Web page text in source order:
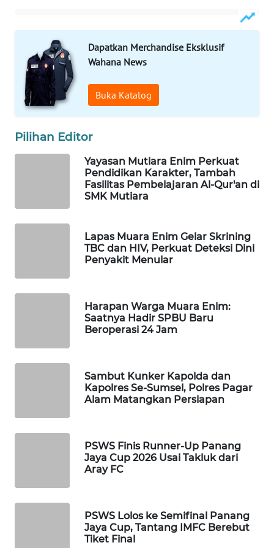
Dapatkan Merchandise Eksklusif
Wahana News
Buka Katalog
Pilihan Editor
Yayasan Mutiara Enim Perkuat
Pendidikan Karakter, Tambah
Fasilitas Pembelajaran Al-Qur'an di
SMK Mutiara
Lapas Muara Enim Gelar Skrining
TBC dan HIV, Perkuat Deteksi Dini
Penyakit Menular
Harapan Warga Muara Enim:
Saatnya Hadir SPBU Baru
Beroperasi 24 Jam
Sambut Kunker Kapolda dan
Kapolres Se-Sumsel, Polres Pagar
Alam Matangkan Persiapan
PSWS Finis Runner-Up Panang
Jaya Cup 2026 Usai Takluk dari
Aray FC
PSWS Lolos ke Semifinal Panang
Jaya Cup, Tantang IMFC Berebut
Tiket Final
KOPEKLIN
PORTAL
FORJASIDA
SIDIKALANG
METRO